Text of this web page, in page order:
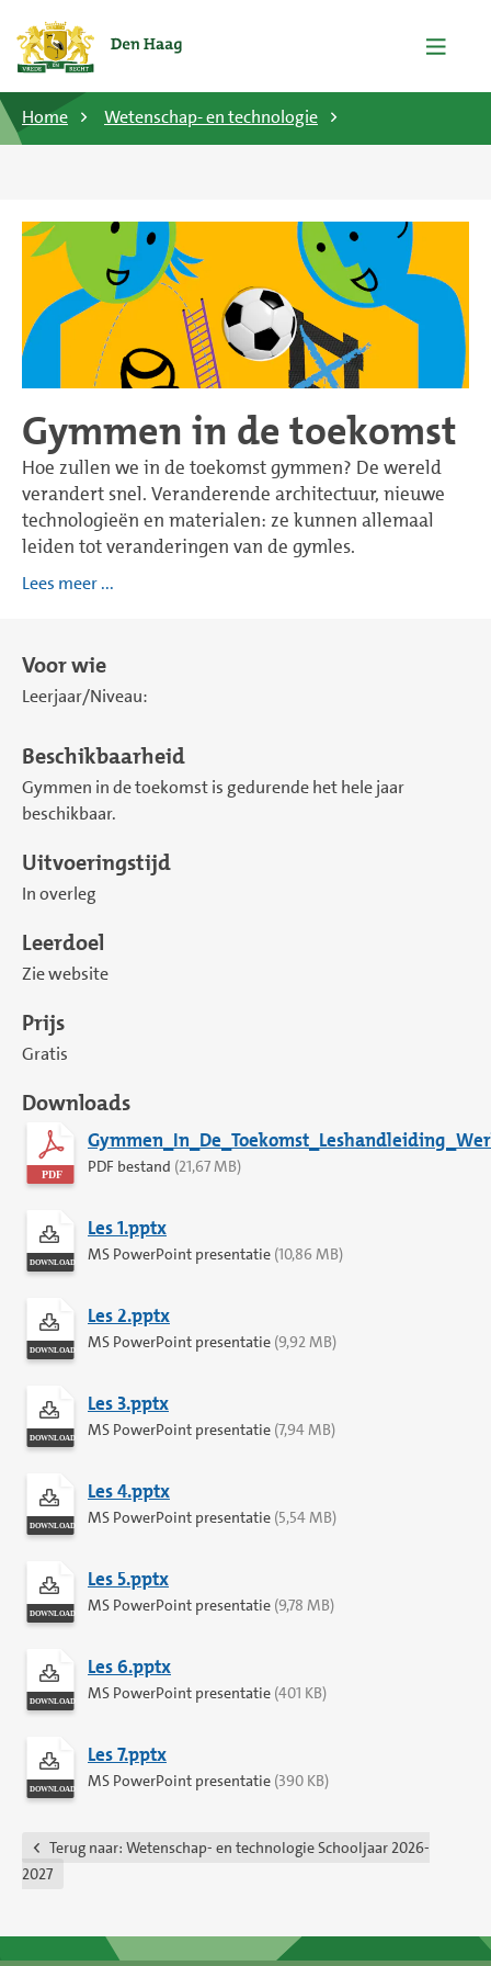
Home Wetenschap- en technologie
Gymmen in de toekomst
Hoe zullen we in de toekomst gymmen? De wereld
verandert snel. Veranderende architectuur, nieuwe
technologieën en materialen: ze kunnen allemaal
leiden tot veranderingen van de gymles.
Lees meer ...
Voor wie
Leerjaar/Niveau:
Beschikbaarheid
Gymmen in de toekomst is gedurende het hele jaar
beschikbaar.
Uitvoeringstijd
In overleg
Leerdoel
Zie website
Prijs
Gratis
Downloads
PDF bestand (21,67 MB)
Les 1.pptx
MS PowerPoint presentatie (10,86 MB)
Les 2.pptx
MS PowerPoint presentatie (9,92 MB)
Les 3.pptx
MS PowerPoint presentatie (7,94 MB)
Les 4.pptx
MS PowerPoint presentatie (5,54 MB)
Les 5.pptx
MS PowerPoint presentatie (9,78 MB)
Les 6.pptx
MS PowerPoint presentatie (401 KB)
Les 7.pptx
MS PowerPoint presentatie (390 KB)
Terug naar: Wetenschap- en technologie Schooljaar 2026-
2027